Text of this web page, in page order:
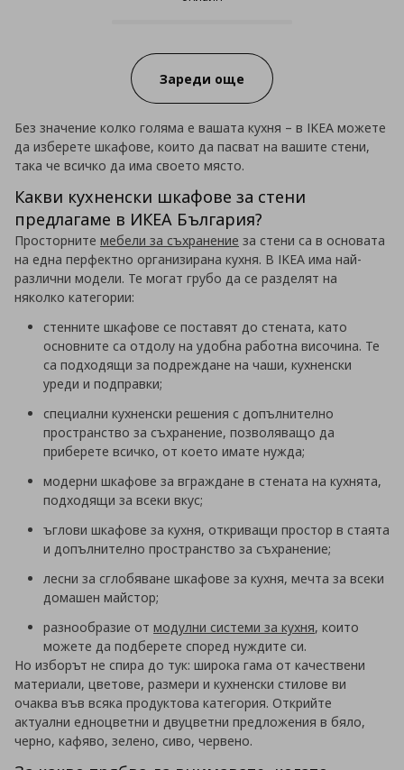
12 от 2043 продукта налични
Зареди още
Без значение колко голяма е вашата кухня – в IKEA можете
да изберете шкафове, които да пасват на вашите стени,
така че всичко да има своето място.
Какви кухненски шкафове за стени
предлагаме в ИКЕА България?
Просторните мебели за съхранение за стени са в основата
на една перфектно организирана кухня. В IKEA има най-
различни модели. Те могат грубо да се разделят на
няколко категории:
стенните шкафове се поставят до стената, като
основните са отдолу на удобна работна височина. Те
са подходящи за подреждане на чаши, кухненски
уреди и подправки;
специални кухненски решения с допълнително
пространство за съхранение, позволяващо да
приберете всичко, от което имате нужда;
модерни шкафове за вграждане в стената на кухнята,
подходящи за всеки вкус;
ъглови шкафове за кухня, откриващи простор в стаята
и допълнително пространство за съхранение;
лесни за сглобяване шкафове за кухня, мечта за всеки
домашен майстор;
разнообразие от модулни системи за кухня, които
можете да подберете според нуждите си.
Но изборът не спира до тук: широка гама от качествени
материали, цветове, размери и кухненски стилове ви
очаква във всяка продуктова категория. Открийте
актуални едноцветни и двуцветни предложения в бяло,
черно, кафяво, зелено, сиво, червено.